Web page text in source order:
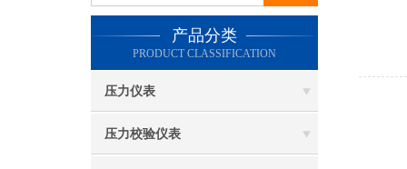
产品分类
PRODUCT CLASSIFICATION
压力仪表
压力校验仪表